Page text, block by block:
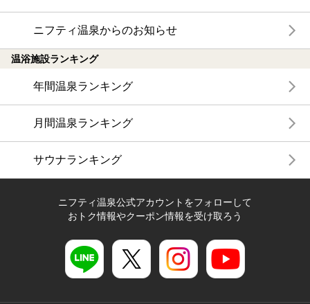
ニフティ温泉からのお知らせ
温浴施設ランキング
年間温泉ランキング
月間温泉ランキング
サウナランキング
ニフティ温泉公式アカウントをフォローして
おトク情報やクーポン情報を受け取ろう